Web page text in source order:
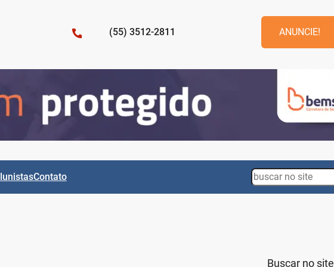
(55) 3512-2811 ANUNCIE!
Contato Search
Buscar no site